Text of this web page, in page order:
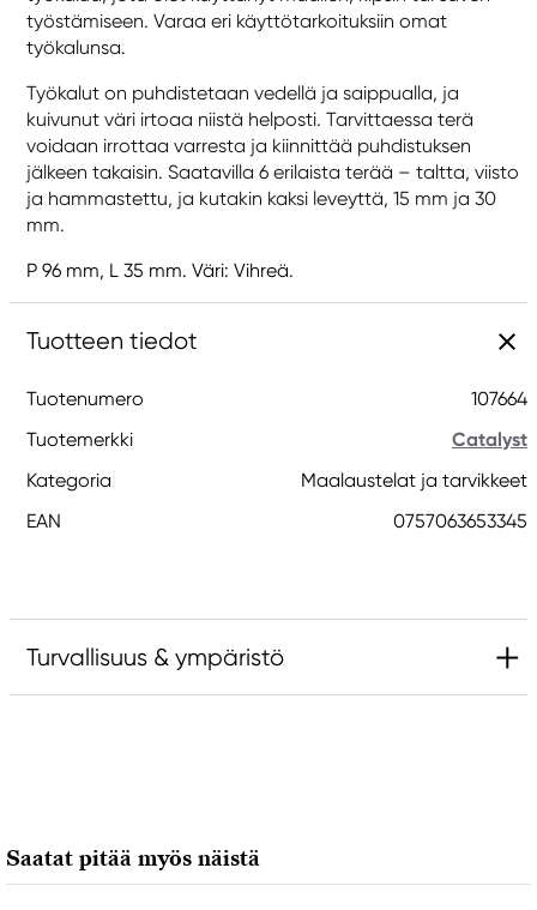
työstämiseen. Varaa eri käyttötarkoituksiin omat
työkalunsa.
Työkalut on puhdistetaan vedellä ja saippualla, ja
kuivunut väri irtoaa niistä helposti. Tarvittaessa terä
voidaan irrottaa varresta ja kiinnittää puhdistuksen
jälkeen takaisin. Saatavilla 6 erilaista terää – taltta, viisto
ja hammastettu, ja kutakin kaksi leveyttä, 15 mm ja 30
mm.
P 96 mm, L 35 mm. Väri: Vihreä.
Tuotteen tiedot
Tuotenumero
107664
Tuotemerkki
Catalyst
Kategoria
Maalaustelat ja tarvikkeet
EAN
0757063653345
Turvallisuus & ympäristö
20016 Pero (MI) Italy
fila@fila.it
Saatat pitää myös näistä